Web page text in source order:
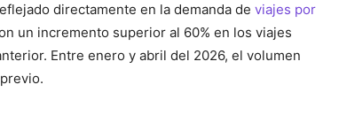
directamente en la demanda de viajes por
un incremento superior al 60% en los viajes
Entre enero y abril del 2026, el volumen